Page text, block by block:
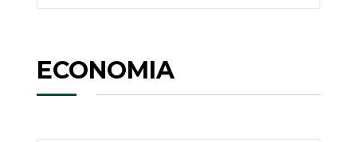
ECONOMIA